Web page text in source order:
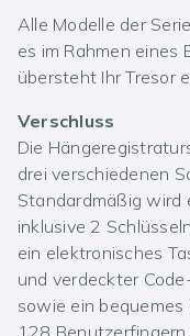
Alle Modelle der
es im Rahmen eines
übersteht Ihr Tresor
Verschluss
Die
drei verschiedenen
Standardmäßig wird
inklusive 2
ein elektronisches
und verdeckter
sowie ein bequemes